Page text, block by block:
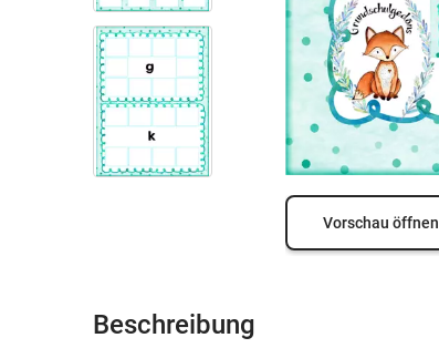
Vorschau öffnen
Beschreibung